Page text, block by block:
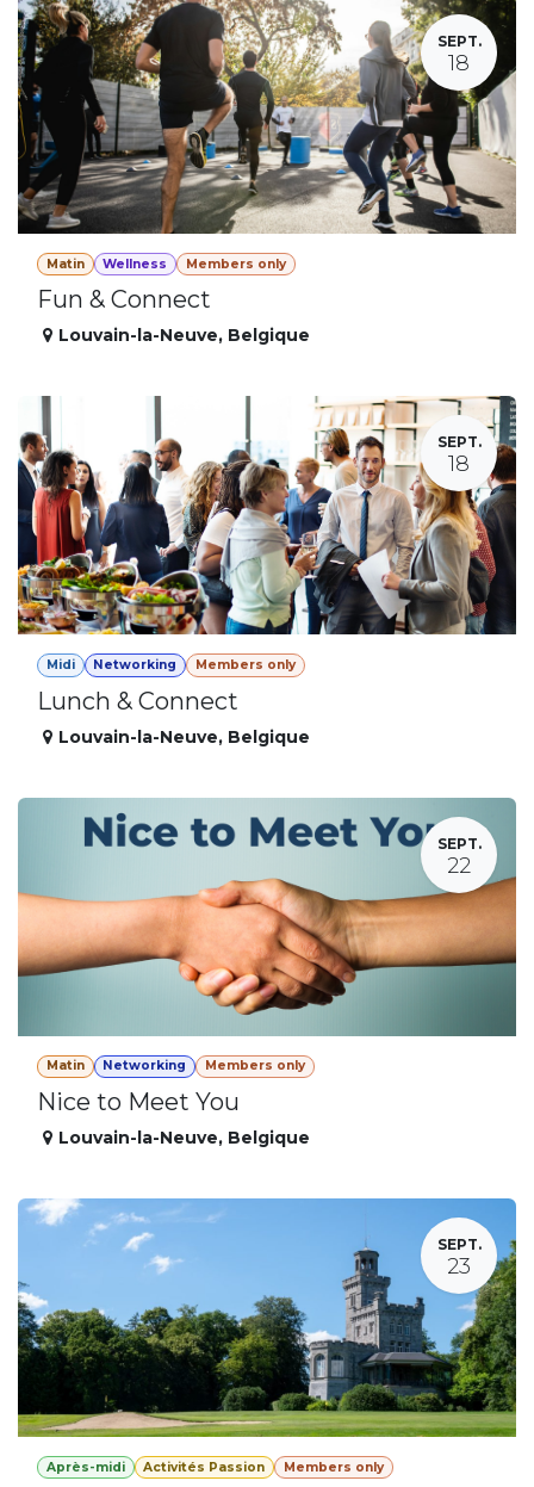
SEPT.
18
Matin Wellness Members only
Fun & Connect
Louvain-la-Neuve, Belgique
SEPT.
18
Midi Networking Members only
Lunch & Connect
Louvain-la-Neuve, Belgique
SEPT.
22
Matin Networking Members only
Nice to Meet You
Louvain-la-Neuve, Belgique
SEPT.
23
Après-midi Activités Passion Members only